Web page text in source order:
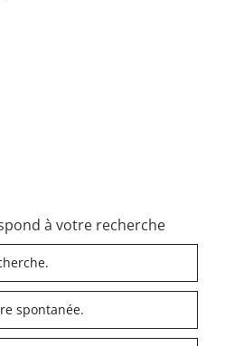
à votre recherche
spontanée.